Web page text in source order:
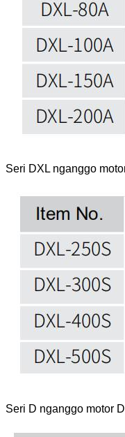
Seri DXL nganggo
Seri D nganggo motor